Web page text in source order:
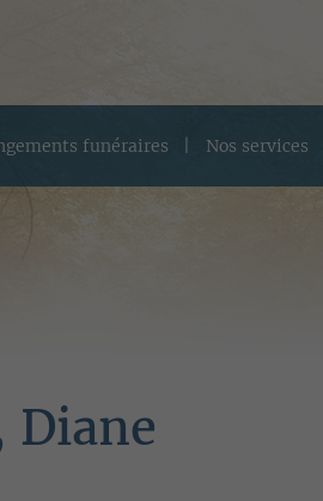
funéraires Nos services